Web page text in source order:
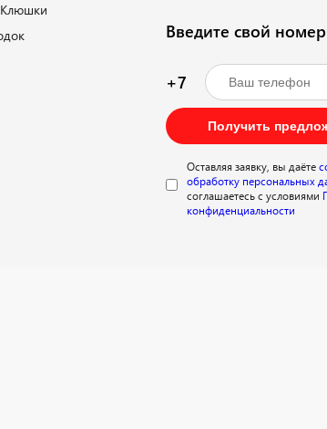
Введите свой
+7
Получить
Оставляя заявку, вы даёте
обработку персональных
соглашаетесь с условиями
конфиденциальности